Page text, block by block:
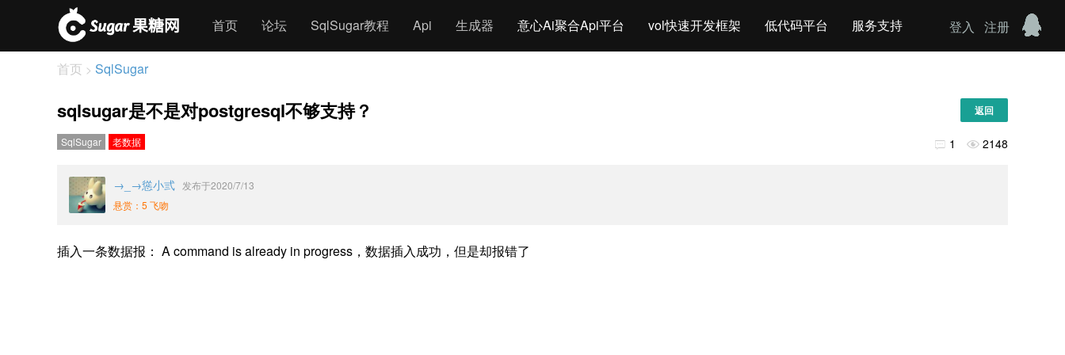
首页 论坛 SqlSugar教程 Api 生成器 意心Ai聚合Api平台 vol快速开发框架 低代码平台 服务支持 登入 注册
首页 > SqlSugar
sqlsugar是不是对postgresql不够支持？ 返回
SqlSugar 老数据  1  2148
→_→慫小弎 发布于2020/7/13
悬赏：5 飞吻
插入一条数据报： A command is already in progress，数据插入成功，但是却报错了